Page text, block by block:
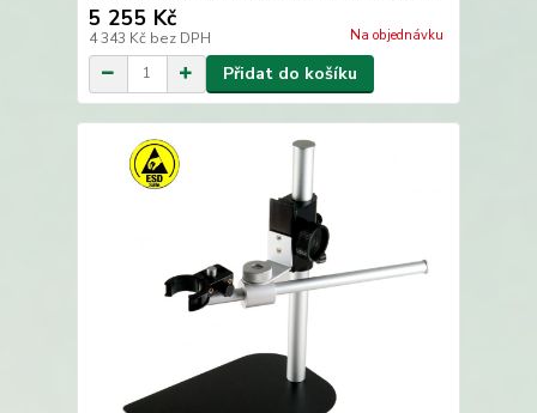
5 255 Kč
4 343 Kč bez DPH Na objednávku
Přidat do košíku